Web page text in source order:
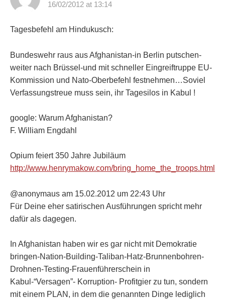
16/02/2012 at 13:14
Tagesbefehl am Hindukusch:
Bundeswehr raus aus Afghanistan-in Berlin putschen-
weiter nach Brüssel-und mit schneller Eingreiftruppe EU-
Kommission und Nato-Oberbefehl festnehmen…Soviel
Verfassungstreue muss sein, ihr Tagesilos in Kabul !
google: Warum Afghanistan?
F. William Engdahl
Opium feiert 350 Jahre Jubiläum
http://www.henrymakow.com/bring_home_the_troops.html
@anonymaus am 15.02.2012 um 22:43 Uhr
Für Deine eher satirischen Ausführungen spricht mehr
dafür als dagegen.
In Afghanistan haben wir es gar nicht mit Demokratie
bringen-Nation-Building-Taliban-Hatz-Brunnenbohren-
Drohnen-Testing-Frauenführerschein in
Kabul-“Versagen”- Korruption- Profitgier zu tun, sondern
mit einem PLAN, in dem die genannten Dinge lediglich